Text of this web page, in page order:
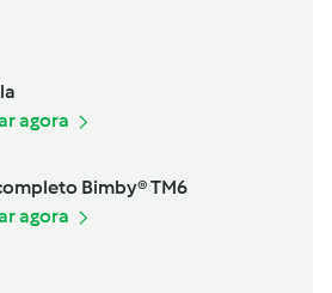
agora
Bimby® TM6
agora